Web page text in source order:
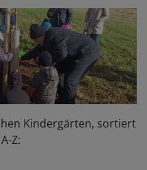
Kindergärten, sortiert
Z: